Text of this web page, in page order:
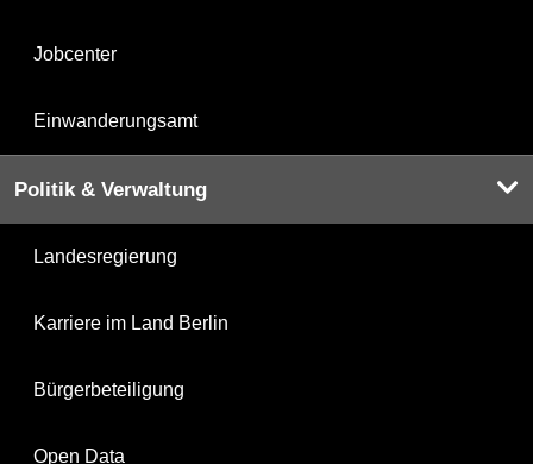
Jobcenter
Einwanderungsamt
Politik & Verwaltung
Landesregierung
Karriere im Land Berlin
Bürgerbeteiligung
Open Data